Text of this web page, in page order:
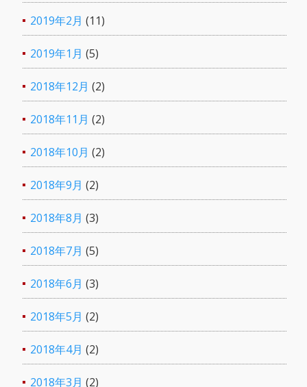
2019年2月 (11)
2019年1月 (5)
2018年12月 (2)
2018年11月 (2)
2018年10月 (2)
2018年9月 (2)
2018年8月 (3)
2018年7月 (5)
2018年6月 (3)
2018年5月 (2)
2018年4月 (2)
2018年3月 (2)